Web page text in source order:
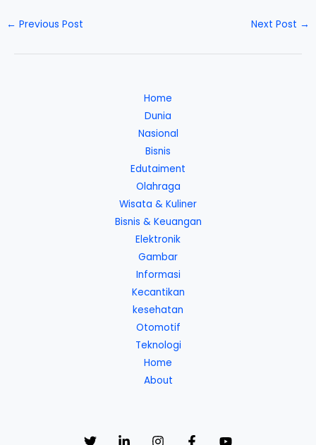
← Previous Post Next Post →
Home
Dunia
Nasional
Bisnis
Edutaiment
Olahraga
Wisata & Kuliner
Bisnis & Keuangan
Elektronik
Gambar
Informasi
Kecantikan
kesehatan
Otomotif
Teknologi
Home
About